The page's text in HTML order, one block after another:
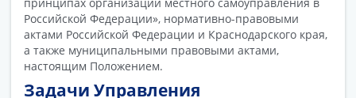
Российской Федерации», нормативно-правовыми
актами Российской Федерации и Краснодарского края,
а также муниципальными правовыми актами,
настоящим Положением.
Задачи Управления